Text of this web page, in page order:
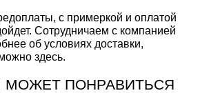
с примеркой и оплатой
Сотрудничаем с компанией
об условиях доставки,
здесь.
МОЖЕТ ПОНРАВИТЬСЯ